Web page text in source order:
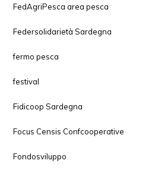
FedAgriPesca area pesca
Federsolidarietà Sardegna
fermo pesca
festival
Fidicoop Sardegna
Focus Censis Confcooperative
Fondosviluppo